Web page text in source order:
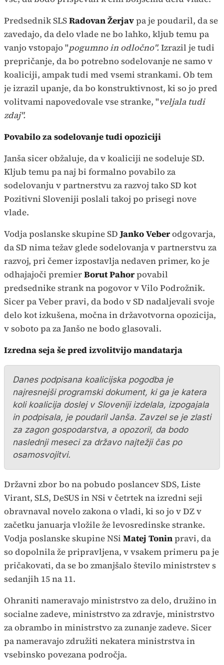
Predsednik SLSRadovan Žerjavpa je poudaril, da se
zavedajo, da delo vlade ne bo lahko, kljub temu pa
vanjo vstopajo "pogumno in odločno".Izrazil je tudi
prepričanje, da bo potrebno sodelovanje ne samo v
koaliciji, ampak tudi med vsemi strankami. Ob tem
je izrazil upanje, da bo konstruktivnost, ki so jo pred
volitvami napovedovale vse stranke, "veljala tudi
zdaj".
Povabilo za sodelovanje tudi opoziciji
Janša sicer obžaluje, da v koaliciji ne sodeluje SD.
Kljub temu pa naj bi formalno povabilo za
sodelovanju v partnerstvu za razvoj tako SD kot
Pozitivni Sloveniji poslali takoj po prisegi nove
vlade.
Vodja poslanske skupine SDJanko Veberodgovarja,
da SD nima težav glede sodelovanja v partnerstvu za
razvoj, pri čemer izpostavlja nedaven primer, ko je
odhajajoči premierBorut Pahorpovabil
predsednike strank na pogovor v Vilo Podrožnik.
Sicer pa Veber pravi, da bodo v SD nadaljevali svoje
delo kot izkušena, močna in državotvorna opozicija,
v soboto pa za Janšo ne bodo glasovali.
Izredna seja še pred izvolitvijo mandatarja
Danes podpisana koalicijska pogodba je
najresnejši programski dokument, ki ga je katera
koli koalicija doslej v Sloveniji izdelala, izpogajala
in podpisala, je poudaril Janša. Zavzel se je zlasti
za zagon gospodarstva, a opozoril, da bodo
naslednji meseci za državo najtežji čas po
osamosvojitvi.
Državni zbor bo na pobudo poslancev SDS, Liste
Virant, SLS, DeSUS in NSi v četrtek na izredni seji
obravnaval novelo zakona o vladi, ki so jo v DZ v
začetku januarja vložile že levosredinske stranke.
Vodja poslanske skupine NSi Matej Toninpravi, da
so dopolnila že pripravljena, v vsakem primeru pa je
pričakovati, da se bo zmanjšalo število ministrstev s
sedanjih 15 na 11.
Ohraniti nameravajo ministrstvo za delo, družino in
socialne zadeve, ministrstvo za zdravje, ministrstvo
za obrambo in ministrstvo za zunanje zadeve. Sicer
pa nameravajo združiti nekatera ministrstva in
vsebinsko povezana področja.